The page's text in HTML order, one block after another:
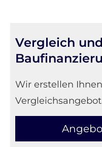
Vergleich
Wir erstellen